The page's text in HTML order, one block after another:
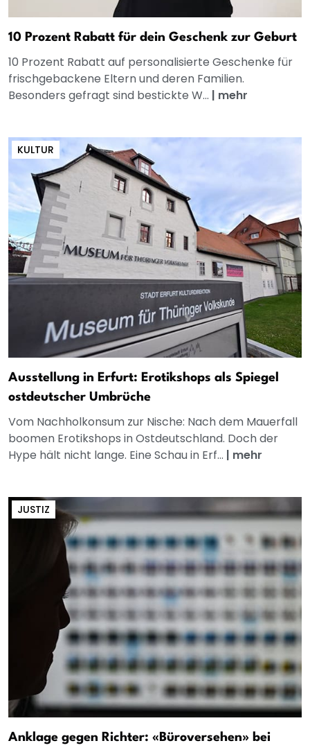
10 Prozent Rabatt für dein Geschenk zur Geburt
10 Prozent Rabatt auf personalisierte Geschenke für
frischgebackene Eltern und deren Familien.
Besonders gefragt sind bestickte W... | mehr
KULTUR
Ausstellung in Erfurt: Erotikshops als Spiegel
ostdeutscher Umbrüche
Vom Nachholkonsum zur Nische: Nach dem Mauerfall
boomen Erotikshops in Ostdeutschland. Doch der
Hype hält nicht lange. Eine Schau in Erf... | mehr
JUSTIZ
Anklage gegen Richter: «Büroversehen» bei